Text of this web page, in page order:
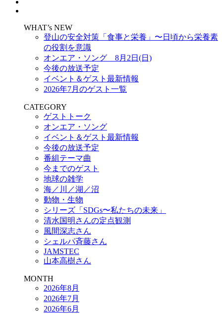
WHAT’s NEW
登山の安全対策「食事と栄養」〜日頃から栄養素
の役割を意識
オンエア・ソング 8月2日(日)
今後の放送予定
イベント＆ゲスト最新情報
2026年7月のゲスト一覧
CATEGORY
ゲストトーク
オンエア・ソング
イベント＆ゲスト最新情報
今後の放送予定
番組テーマ曲
今までのゲスト
地球の雑学
海／川／湖／沼
動物・生物
シリーズ「SDGs〜私たちの未来」
清水国明さんの定点観測
風間深志さん
シェルパ斉藤さん
JAMSTEC
山本高樹さん
MONTH
2026年8月
2026年7月
2026年6月